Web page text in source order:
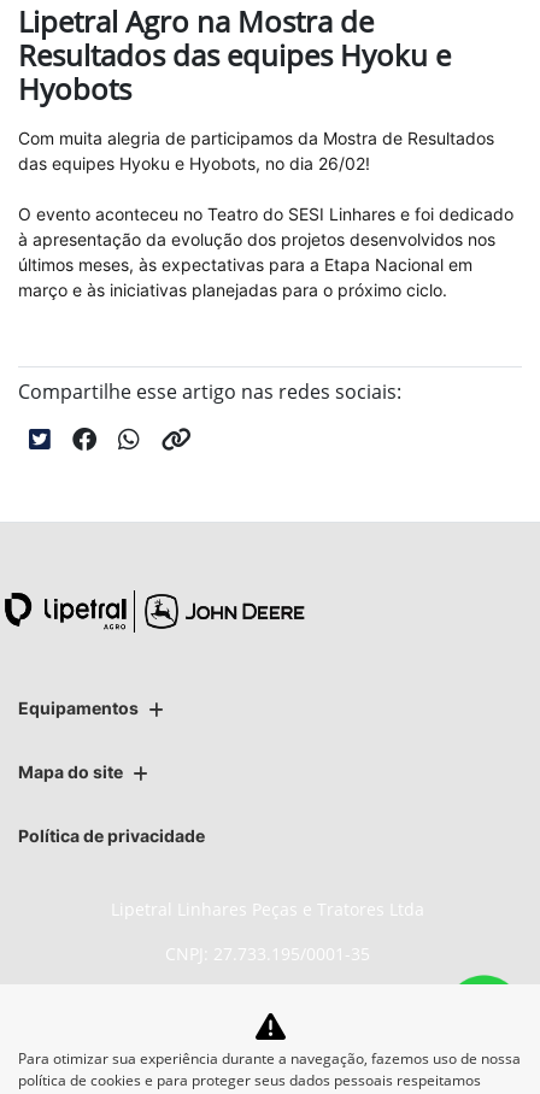
Lipetral Agro na Mostra de
Resultados das equipes Hyoku e
Hyobots
Com muita alegria de participamos da Mostra de Resultados
das equipes Hyoku e Hyobots, no dia 26/02!
O evento aconteceu no Teatro do SESI Linhares e foi dedicado
à apresentação da evolução dos projetos desenvolvidos nos
últimos meses, às expectativas para a Etapa Nacional em
março e às iniciativas planejadas para o próximo ciclo.
Compartilhe esse artigo nas redes sociais:
Equipamentos
Mapa do site
Política de privacidade
Lipetral Linhares Peças e Tratores Ltda
CNPJ: 27.733.195/0001-35
No trânsito, enxergar o outro
Para otimizar sua experiência durante a navegação, fazemos uso de nossa
política de cookies e para proteger seus dados pessoais respeitamos